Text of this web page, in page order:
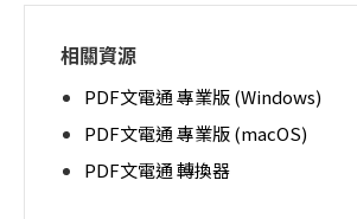
相關資源
PDF文電通 專業版 (Windows)
PDF文電通 專業版 (macOS)
PDF文電通 轉換器